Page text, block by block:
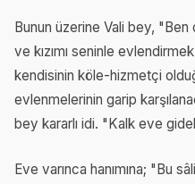
Bunun üzerine Vali bey, "Ben
ve kızımı seninle
kendisinin köle-hizmetçi
evlenmelerinin garip
bey kararlı idi. "Kalk eve
Eve varınca hanımına; "Bu